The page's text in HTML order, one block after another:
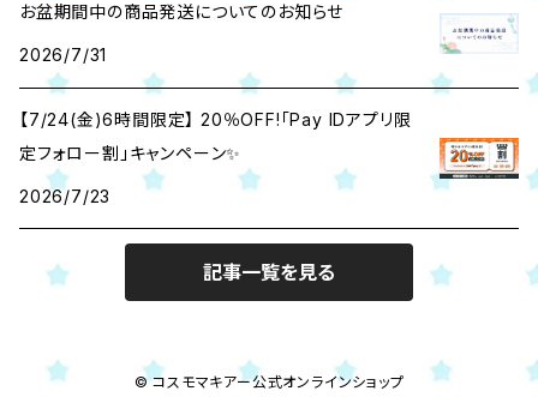
お盆期間中の商品発送についてのお知らせ
2026/7/31
【7/24(金)6時間限定】 20％OFF!「Pay IDアプリ限
定フォロー割」キャンペーン✨
2026/7/23
記事一覧を見る
© コスモマキアー公式オンラインショップ